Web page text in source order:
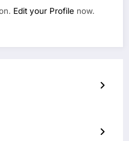
Edit your Profile now.